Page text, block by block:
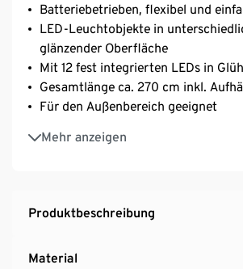
Batteriebetrieben, flexibel und
LED-Leuchtobjekte in
glänzender Oberfläche
Mit 12 fest integrierten LEDs in
Gesamtlänge ca. 270 cm inkl.
Für den Außenbereich geeignet
Mehr anzeigen
Timerfunktion: automatisches
6 Stunden, automatisches
Produktbeschreibung
Material